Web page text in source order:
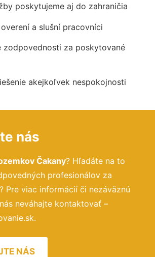
poskytujeme aj do zahraničia
a slušní pracovníci
zodpovednosti za poskytované
akejkoľvek nespokojnosti
nás
Čakany? Hľadáte na to
profesionálov za
Pre viac informácií či nezáväznú
neváhajte kontaktovať –
NÁS